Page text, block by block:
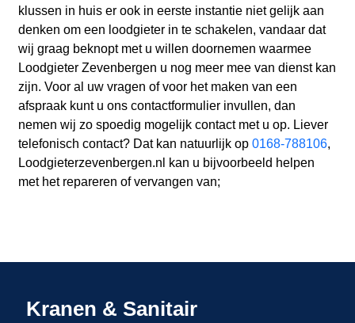
klussen in huis er ook in eerste instantie niet gelijk aan
denken om een loodgieter in te schakelen, vandaar dat
wij graag beknopt met u willen doornemen waarmee
Loodgieter Zevenbergen u nog meer mee van dienst kan
zijn. Voor al uw vragen of voor het maken van een
afspraak kunt u ons contactformulier invullen, dan
nemen wij zo spoedig mogelijk contact met u op. Liever
telefonisch contact? Dat kan natuurlijk op 0168-788106,
Loodgieterzevenbergen.nl kan u bijvoorbeeld helpen
met het repareren of vervangen van;
Kranen & Sanitair